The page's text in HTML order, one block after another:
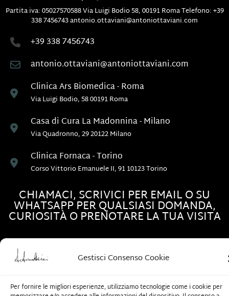
Gestisci Consenso Cookie
Per fornire le migliori esperienze, utilizziamo tecnologie come i cookie per
Partita iva: 05027570588Via Luigi Bodio 58, 00191 RomaTelefono:+39
338 7456743antonio.ottaviani@antoniottaviani.com
+39 338 7456743
antonio.ottaviani@antoniottaviani.com
Clinica Ars Biomedica - Roma
Via Luigi Bodio, 58 00191 Roma
Casa di Cura La Madonnina - Milano
Via Quadronno, 29 20122 Milano
Clinica Fornaca - Torino
Corso Vittorio Emanuele II, 91 10123 Torino
CHIAMACI, SCRIVICI PER EMAIL O SU
WHATSAPP PER QUALSIASI DOMANDA,
CURIOSITÀ O PRENOTARE LA TUA VISITA
Nome e Cognome
*